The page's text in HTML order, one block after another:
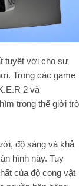
tuyệt vời cho sự
Trong các game
2 và
trong thế giới trò
độ sáng và khả
hình này. Tuy
của độ cong vật